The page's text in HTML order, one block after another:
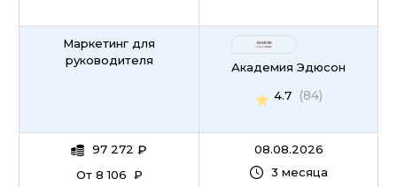
Маркетинг для
руководителя
97 272 ₽
От 8 106 ₽
Академия Эдюсон
4.7
(84)
08.08.2026
3 месяца